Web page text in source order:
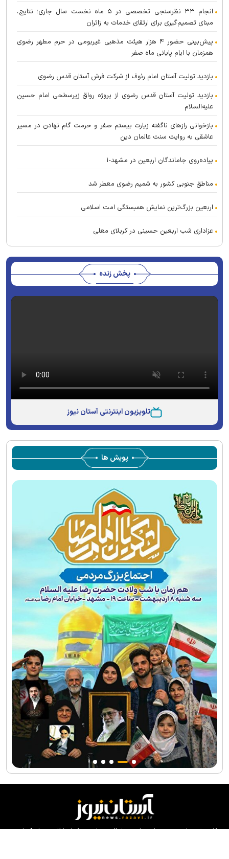
انجام ۳۳ نظرسنجی تخصصی در ۵ ماه نخست سال جاری؛ نتایج،
مبنای تصمیم‌گیری برای ارتقای خدمات به زائران
پیش‌بینی حضور ۴ هزار هیئت مذهبی غیربومی در حرم مطهر رضوی
همزمان با ایام پایانی ماه صفر
بازدید تولیت آستان امام رئوف از شرکت فرش آستان قدس رضوی
بازدید تولیت آستان قدس رضوی از پروژه رواق زیرسطحی امام حسین
علیه‌السلام
بازخوانی راز‌های ناگفته زیارت بیستم صفر و حرمت گام نهادن در مسیر
عاشقی به روایت سنت عالمان دین
پیاده‌روی جاماندگان اربعین در مشهد-۱
مناطق جنوبی کشور به شمیم رضوی معطر شد
اربعین بزرگ‌ترین نمایش همبستگی امت اسلامی
عزاداری شب اربعین حسینی در کربلای معلی
پخش زنده
تلویزیون اینترنتی آستان نیوز
پویش ها
کلیه حقوق مادی و معنوی این سایت محفوظ و متعلق به مرکز ارتباطات و رسانه آستان